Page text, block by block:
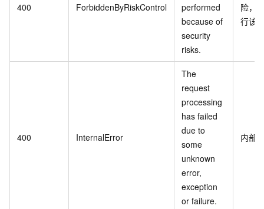
400 ForbiddenByRiskControl
performed
because of
security
risks.
险，
行该
400 InternalError
The
request
processing
has failed
due to
some
unknown
error,
exception
or failure.
内部